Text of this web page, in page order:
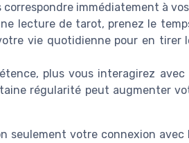
immédiatement à
lecture de tarot, prenez le
vie quotidienne pour en tirer
plus vous interagirez
régularité peut augmenter
seulement votre connexion avec